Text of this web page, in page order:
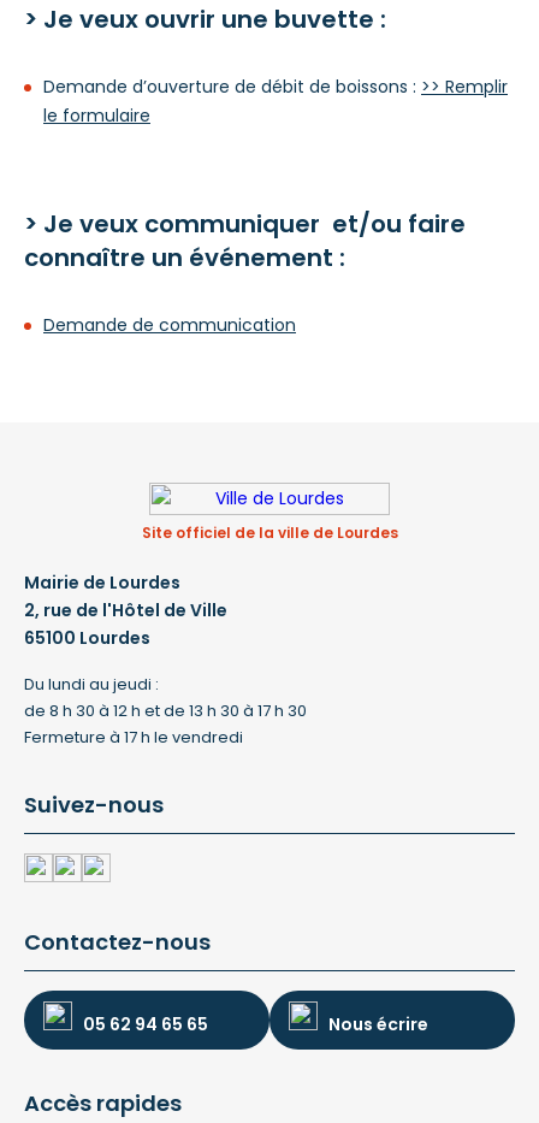
> Je veux ouvrir une buvette :
Demande d’ouverture de débit de boissons : >> Remplir
le formulaire
> Je veux communiquer et/ou faire
connaître un événement :
Demande de communication
Site officiel de la ville de Lourdes
Mairie de Lourdes
2, rue de l'Hôtel de Ville
65100 Lourdes
Du lundi au jeudi :
de 8 h 30 à 12 h et de 13 h 30 à 17 h 30
Fermeture à 17 h le vendredi
Suivez-nous
Contactez-nous
05 62 94 65 65 Nous écrire
Accès rapides